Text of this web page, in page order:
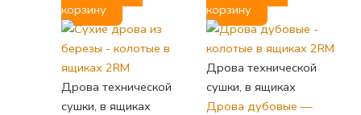
корзину
корзину
Дрова технической
сушки, в ящиках
Дрова технической
сушки, в ящиках
Дрова дубовые —